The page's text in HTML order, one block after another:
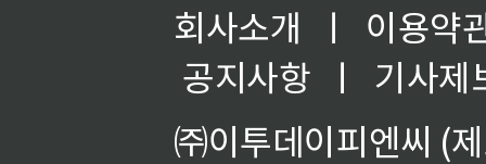
회사소개 ㅣ
이용약
공지사항
ㅣ
기사제
㈜이투데이피엔씨 (